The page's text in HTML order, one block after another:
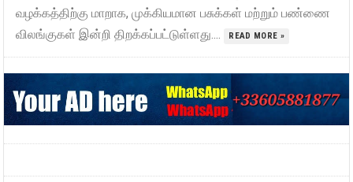
வழக்கத்திற்கு மாறாக, முக்கியமான பசுக்கள் மற்றும் பண்ணை
விலங்குகள் இன்றி திறக்கப்பட்டுள்ளது....
READ MORE »